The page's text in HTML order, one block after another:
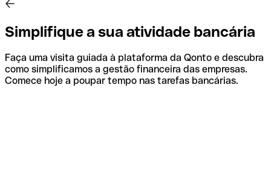
Simplifique a sua atividade bancária
Faça uma visita guiada à plataforma da Qonto e descubra
como simplificamos a gestão financeira das empresas.
Comece hoje a poupar tempo nas tarefas bancárias.